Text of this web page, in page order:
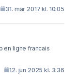
31. mar 2017 kl. 10:05
en ligne francais
12. jun 2025 kl. 3:36